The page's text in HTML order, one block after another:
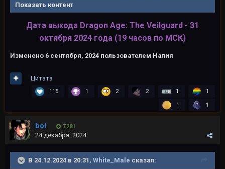
Показать контент
Дата выхода Dragon Age: The Veilguard - 31
октября 2024 года (19 часов по МСК)
Изменено 6 сентября, 2024 пользователем Налия
115 1 2 2 1 1
1 1
Цитата
bol 7 281
24 декабря, 2024
В 24.12.2024 в 20:31, White_Male сказал: